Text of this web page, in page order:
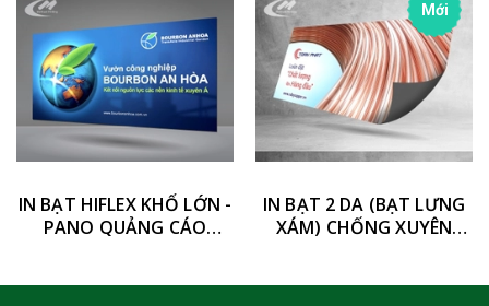
IN BẠT HIFLEX KHỔ LỚN -
PANO QUẢNG CÁO
Mới
IN BẠT 2 DA (BẠT LƯNG
XÁM) CHỐNG XUYÊN